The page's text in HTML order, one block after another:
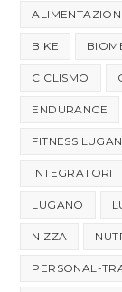
BIKE
CICLISMO
ENDURANCE
FITNESS
INTEGRATORI
LUGANO
NIZZA
PERSONAL-